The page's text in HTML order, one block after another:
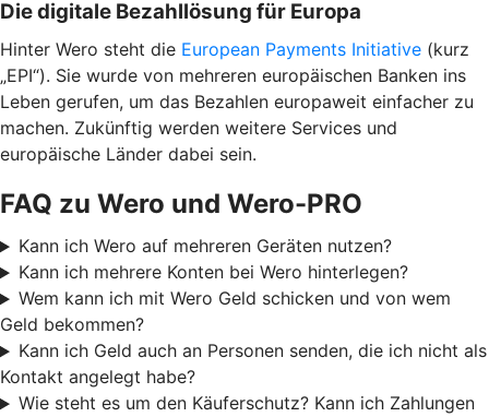
Die digitale Bezahllösung für Europa
Hinter Wero steht die European Payments Initiative (kurz
„EPI“). Sie wurde von mehreren europäischen Banken ins
Leben gerufen, um das Bezahlen europaweit einfacher zu
machen. Zukünftig werden weitere Services und
europäische Länder dabei sein.
FAQ zu Wero und Wero-PRO
Kann ich Wero auf mehreren Geräten nutzen?
Kann ich mehrere Konten bei Wero hinterlegen?
Wem kann ich mit Wero Geld schicken und von wem
Geld bekommen?
Kann ich Geld auch an Personen senden, die ich nicht als
Kontakt angelegt habe?
Wie steht es um den Käuferschutz? Kann ich Zahlungen